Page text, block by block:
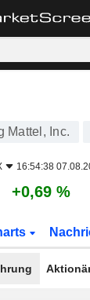
Mattel, Inc.
16:54:38
+0,69 %